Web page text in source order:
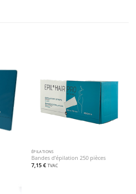
ÉPILATIONS
Bandes d’épilation 250 pièces
7,15 € TVAC